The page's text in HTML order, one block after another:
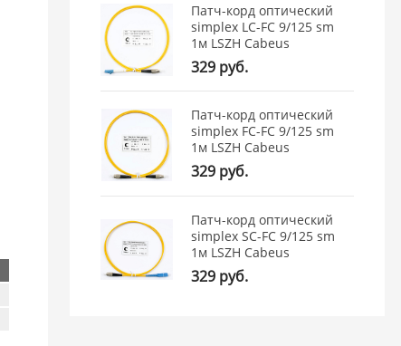
Патч-корд оптический
simplex LC-FC 9/125 sm
1м LSZH Cabeus
329 руб.
Патч-корд оптический
simplex FC-FC 9/125 sm
1м LSZH Cabeus
329 руб.
Патч-корд оптический
simplex SC-FC 9/125 sm
1м LSZH Cabeus
329 руб.